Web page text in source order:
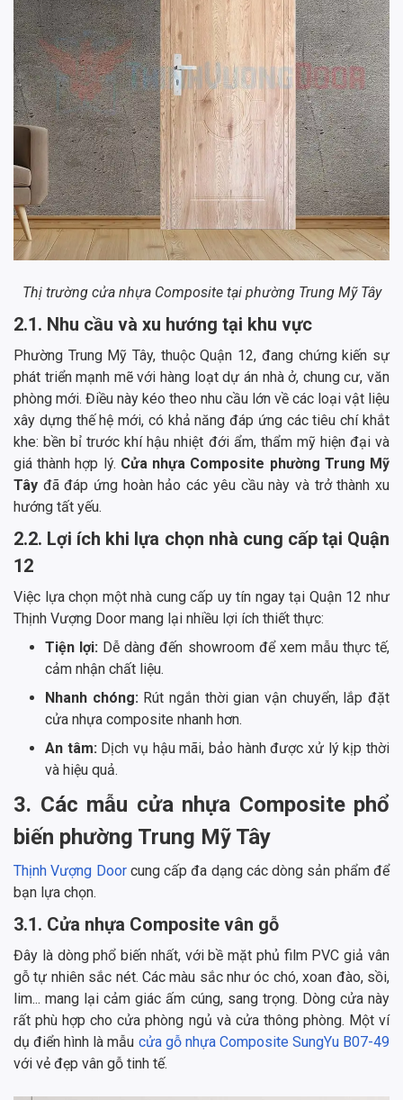
Thị trường cửa nhựa Composite tại phường Trung Mỹ Tây
2.1. Nhu cầu và xu hướng tại khu vực
Phường Trung Mỹ Tây, thuộc Quận 12, đang chứng kiến sự
phát triển mạnh mẽ với hàng loạt dự án nhà ở, chung cư, văn
phòng mới. Điều này kéo theo nhu cầu lớn về các loại vật liệu
xây dựng thế hệ mới, có khả năng đáp ứng các tiêu chí khắt
khe: bền bỉ trước khí hậu nhiệt đới ẩm, thẩm mỹ hiện đại và
giá thành hợp lý. Cửa nhựa Composite phường Trung Mỹ
Tây đã đáp ứng hoàn hảo các yêu cầu này và trở thành xu
hướng tất yếu.
2.2. Lợi ích khi lựa chọn nhà cung cấp tại Quận
12
Việc lựa chọn một nhà cung cấp uy tín ngay tại Quận 12 như
Thịnh Vượng Door mang lại nhiều lợi ích thiết thực:
Tiện lợi: Dễ dàng đến showroom để xem mẫu thực tế,
cảm nhận chất liệu.
Nhanh chóng: Rút ngắn thời gian vận chuyển, lắp đặt
cửa nhựa composite nhanh hơn.
An tâm: Dịch vụ hậu mãi, bảo hành được xử lý kịp thời
và hiệu quả.
3. Các mẫu cửa nhựa Composite phổ
biến phường Trung Mỹ Tây
Thịnh Vượng Doorcung cấp đa dạng các dòng sản phẩm để
bạn lựa chọn.
3.1. Cửa nhựa Composite vân gỗ
Đây là dòng phổ biến nhất, với bề mặt phủ film PVC giả vân
gỗ tự nhiên sắc nét. Các màu sắc như óc chó, xoan đào, sồi,
lim... mang lại cảm giác ấm cúng, sang trọng. Dòng cửa này
rất phù hợp cho cửa phòng ngủ và cửa thông phòng. Một ví
dụ điển hình là mẫu cửa gỗ nhựa Composite SungYu B07-49
với vẻ đẹp vân gỗ tinh tế.